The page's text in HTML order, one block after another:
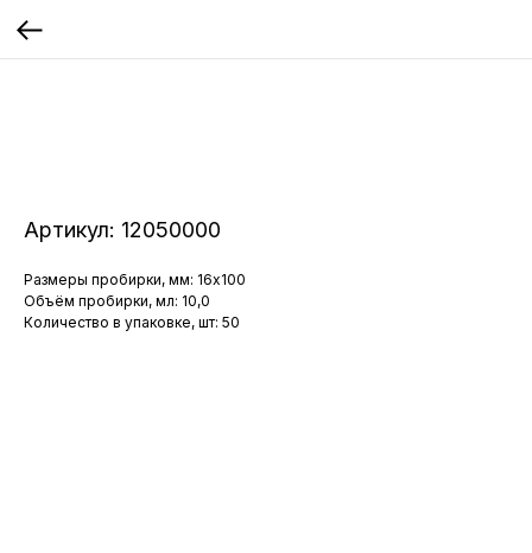
Артикул: 12050000
Размеры пробирки, мм: 16x100
Объём пробирки, мл: 10,0
Количество в упаковке, шт: 50